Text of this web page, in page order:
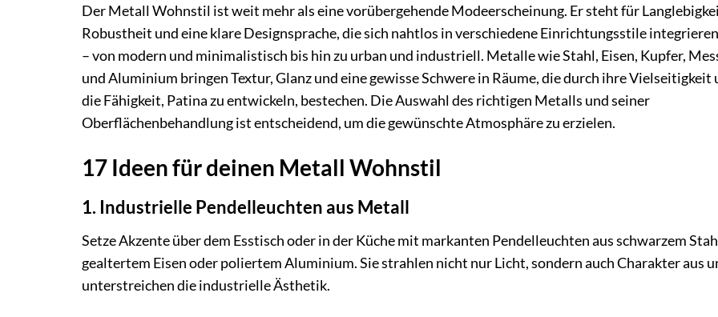
Der Metall Wohnstil ist weit mehr als eine vorübergehende Modeerscheinung. Er steht für
Robustheit und eine klare Designsprache, die sich nahtlos in verschiedene Einrichtungsstile
– von modern und minimalistisch bis hin zu urban und industriell. Metalle wie Stahl, Eisen, Kupfer,
und Aluminium bringen Textur, Glanz und eine gewisse Schwere in Räume, die durch ihre Vielseitigkeit
die Fähigkeit, Patina zu entwickeln, bestechen. Die Auswahl des richtigen Metalls und seiner
Oberflächenbehandlung ist entscheidend, um die gewünschte Atmosphäre zu erzielen.
17 Ideen für deinen Metall Wohnstil
1. Industrielle Pendelleuchten aus Metall
Setze Akzente über dem Esstisch oder in der Küche mit markanten Pendelleuchten aus schwarzem
gealtertem Eisen oder poliertem Aluminium. Sie strahlen nicht nur Licht, sondern auch Charakter aus
unterstreichen die industrielle Ästhetik.